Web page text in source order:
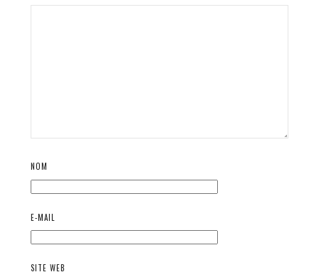
NOM
E-MAIL
SITE WEB